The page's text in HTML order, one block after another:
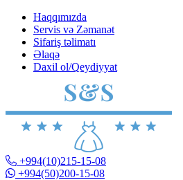
Haqqımızda
Servis və Zəmanət
Sifariş təlimatı
Əlaqə
Daxil ol/Qeydiyyat
+994(10)215-15-08
+994(50)200-15-08